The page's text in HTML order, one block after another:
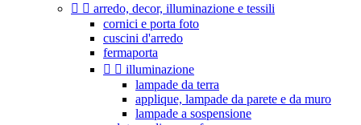
  arredo, decor, illuminazione e tessili
cornici e porta foto
cuscini d'arredo
fermaporta
  illuminazione
lampade da terra
applique, lampade da parete e da muro
lampade a sospensione